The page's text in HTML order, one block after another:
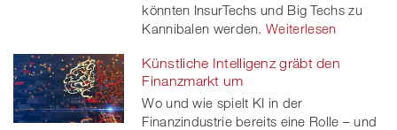
er
könnten InsurTechs und Big Techs zu
Kannibalen werden. Weiterlesen
Künstliche Intelligenz gräbt den
Finanzmarkt um
Wo und wie spielt KI in der
Finanzindustrie bereits eine Rolle – und